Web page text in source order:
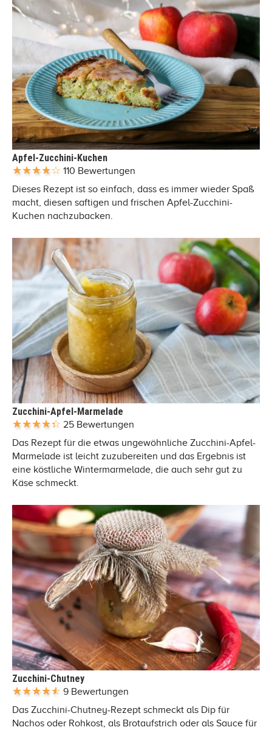
Apfel-Zucchini-Kuchen
110 Bewertungen
Dieses Rezept ist so einfach, dass es immer wieder Spaß
macht, diesen saftigen und frischen Apfel-Zucchini-
Kuchen nachzubacken.
Zucchini-Apfel-Marmelade
25 Bewertungen
Das Rezept für die etwas ungewöhnliche Zucchini-Apfel-
Marmelade ist leicht zuzubereiten und das Ergebnis ist
eine köstliche Wintermarmelade, die auch sehr gut zu
Käse schmeckt.
Zucchini-Chutney
9 Bewertungen
Das Zucchini-Chutney-Rezept schmeckt als Dip für
Nachos oder Rohkost, als Brotaufstrich oder als Sauce für